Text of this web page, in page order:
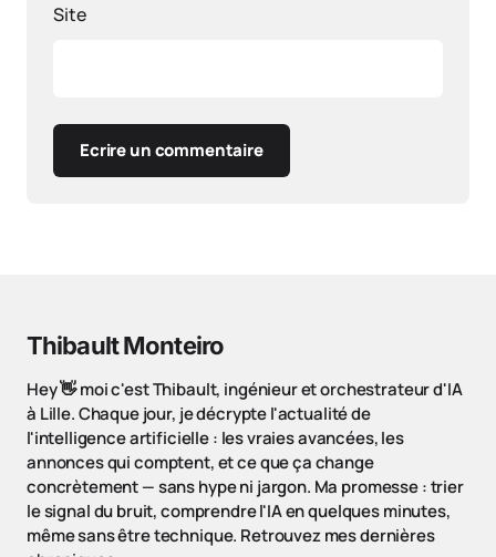
Site
Ecrire un commentaire
Thibault Monteiro
Hey 👋 moi c'est Thibault, ingénieur et orchestrateur d'IA
à Lille. Chaque jour, je décrypte l'actualité de
l'intelligence artificielle : les vraies avancées, les
annonces qui comptent, et ce que ça change
concrètement — sans hype ni jargon. Ma promesse : trier
le signal du bruit, comprendre l'IA en quelques minutes,
même sans être technique. Retrouvez mes dernières